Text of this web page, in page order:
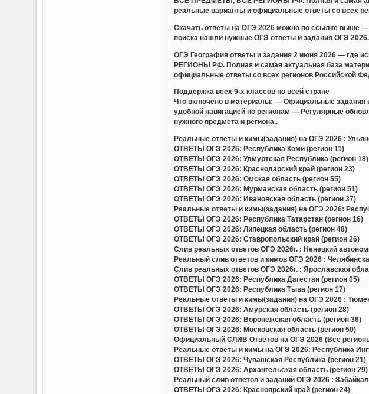
реальные варианты и официальные ответы со всех
Скачать ответы на ОГЭ 2026 можно по ссылке выше
поиска нашли нужные ОГЭ ответы и задания ОГЭ 2026.
ОГЭ География ответы и задания 2 июня 2026 —
РЕГИОНЫ РФ. Полная и самая актуальная база
официальные ответы со всех регионов Российской
Поддержка всех 9-х классов по всей стране
Что включено в материалы: — Официальные
удобной навигацией по регионам — Регулярные
нужного предмета и региона..
Реальные ответы и кимы(задания) на ОГЭ 2026 :
ОТВЕТЫ ОГЭ 2026: Республика Коми (регион 11)
ОТВЕТЫ ОГЭ 2026: Удмуртская Республика (регион 18)
ОТВЕТЫ ОГЭ 2026: Краснодарский край (регион 23)
ОТВЕТЫ ОГЭ 2026: Омская область (регион 55)
ОТВЕТЫ ОГЭ 2026: Мурманская область (регион 51)
ОТВЕТЫ ОГЭ 2026: Ивановская область (регион 37)
Реальные ответы и кимы(задания) на ОГЭ 2026:
ОТВЕТЫ ОГЭ 2026: Республика Татарстан (регион 16)
ОТВЕТЫ ОГЭ 2026: Липецкая область (регион 48)
ОТВЕТЫ ОГЭ 2026: Ставропольский край (регион 26)
Слив реальных ответов ОГЭ 2026г. : Ненецкий
Реальный слив ответов и кимов ОГЭ 2026 :
Слив реальных ответов ОГЭ 2026г. : Ярославская
ОТВЕТЫ ОГЭ 2026: Республика Дагестан (регион 05)
ОТВЕТЫ ОГЭ 2026: Республика Тыва (регион 17)
Реальные ответы и кимы(задания) на ОГЭ 2026 :
ОТВЕТЫ ОГЭ 2026: Амурская область (регион 28)
ОТВЕТЫ ОГЭ 2026: Воронежская область (регион 36)
ОТВЕТЫ ОГЭ 2026: Московская область (регион 50)
Официальный СЛИВ Ответов на ОГЭ 2026 (Все
Реальные ответы и кимы на ОГЭ 2026: Республика
ОТВЕТЫ ОГЭ 2026: Чувашская Республика (регион 21)
ОТВЕТЫ ОГЭ 2026: Архангельская область (регион 29)
Реальный слив ответов и заданий ОГЭ 2026 :
ОТВЕТЫ ОГЭ 2026: Красноярский край (регион 24)